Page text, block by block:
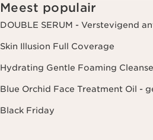
Meest populair
DOUBLE SERUM - Verstevigend
Skin Illusion Full Coverage
Hydrating Gentle Foaming
Blue Orchid Face Treatment Oil -
Black Friday